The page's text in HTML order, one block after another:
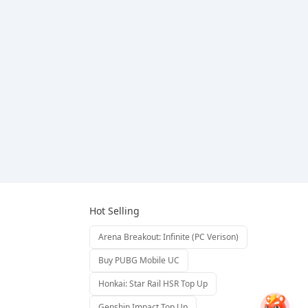
Hot Selling
Arena Breakout: Infinite (PC Verison)
Buy PUBG Mobile UC
Honkai: Star Rail HSR Top Up